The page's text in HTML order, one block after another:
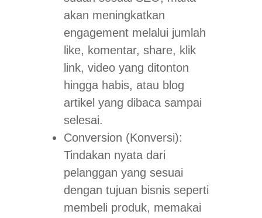
akan meningkatkan
engagement melalui jumlah
like, komentar, share, klik
link, video yang ditonton
hingga habis, atau blog
artikel yang dibaca sampai
selesai.
Conversion (Konversi):
Tindakan nyata dari
pelanggan yang sesuai
dengan tujuan bisnis seperti
membeli produk, memakai